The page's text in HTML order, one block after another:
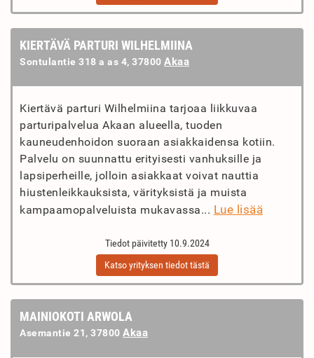
KIERTÄVÄ PARTURI WILHELMIINA
Sontulantie 318 a as 4, 37800 Akaa
Kiertävä parturi Wilhelmiina tarjoaa liikkuvaa
parturipalvelua Akaan alueella, tuoden
kauneudenhoidon suoraan asiakkaidensa kotiin.
Palvelu on suunnattu erityisesti vanhuksille ja
lapsiperheille, jolloin asiakkaat voivat nauttia
hiustenleikkauksista, värityksistä ja muista
kampaamopalveluista mukavassa... Lue lisää
Tiedot päivitetty 10.9.2024
Katso yrityksen tiedot tästä
MAINIOKOTI ARWOLA
Asemantie 21, 37800 Akaa